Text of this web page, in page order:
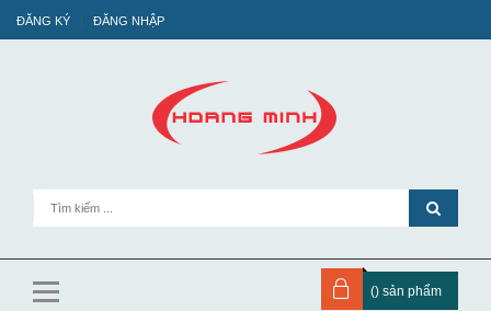
ĐĂNG KÝ ĐĂNG NHẬP
() sản phẩm